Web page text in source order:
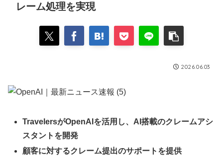
レーム処理を実現
2026.06.03
TravelersがOpenAIを活用し、AI搭載のクレームアシ
スタントを開発
顧客に対するクレーム提出のサポートを提供